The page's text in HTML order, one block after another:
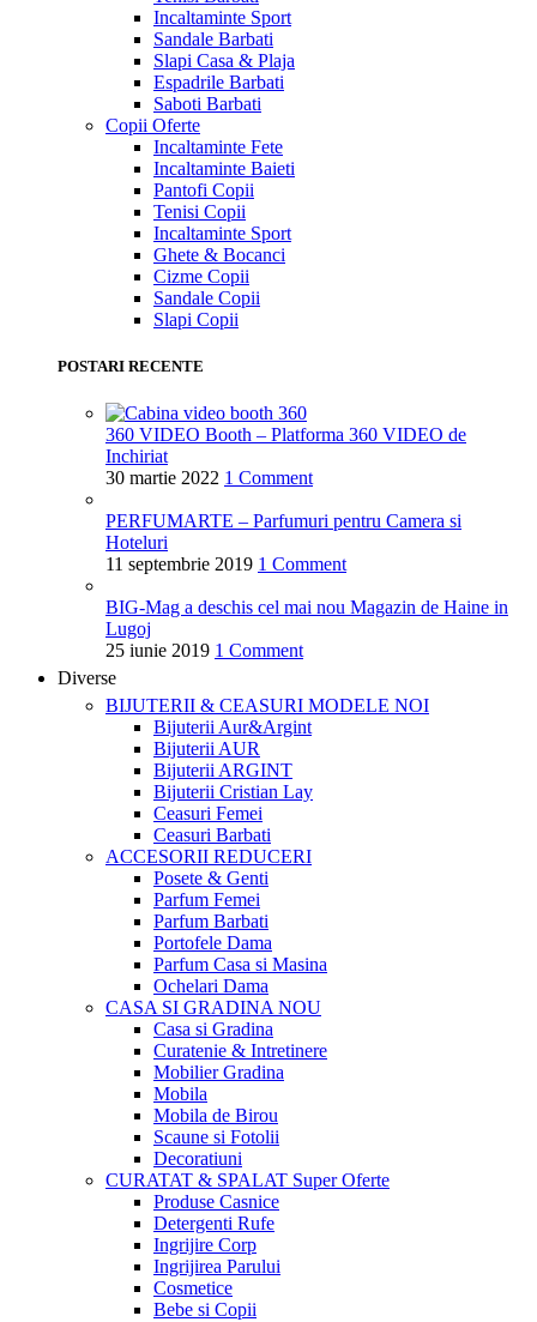
Incaltaminte Sport
Sandale Barbati
Slapi Casa & Plaja
Espadrile Barbati
Saboti Barbati
Copii Oferte
Incaltaminte Fete
Incaltaminte Baieti
Pantofi Copii
Tenisi Copii
Incaltaminte Sport
Ghete & Bocanci
Cizme Copii
Sandale Copii
Slapi Copii
POSTARI RECENTE
360 VIDEO Booth – Platforma 360 VIDEO de
Inchiriat
30 martie 2022 1 Comment
PERFUMARTE – Parfumuri pentru Camera si
Hoteluri
11 septembrie 2019 1 Comment
BIG-Mag a deschis cel mai nou Magazin de Haine in
Lugoj
25 iunie 2019 1 Comment
Diverse
BIJUTERII & CEASURI MODELE NOI
Bijuterii Aur&Argint
Bijuterii AUR
Bijuterii ARGINT
Bijuterii Cristian Lay
Ceasuri Femei
Ceasuri Barbati
ACCESORII REDUCERI
Posete & Genti
Parfum Femei
Parfum Barbati
Portofele Dama
Parfum Casa si Masina
Ochelari Dama
CASA SI GRADINANOU
Casa si Gradina
Curatenie & Intretinere
Mobilier Gradina
Mobila
Mobila de Birou
Scaune si Fotolii
Decoratiuni
CURATAT & SPALAT Super Oferte
Produse Casnice
Detergenti Rufe
Ingrijire Corp
Ingrijirea Parului
Cosmetice
Bebe si Copii